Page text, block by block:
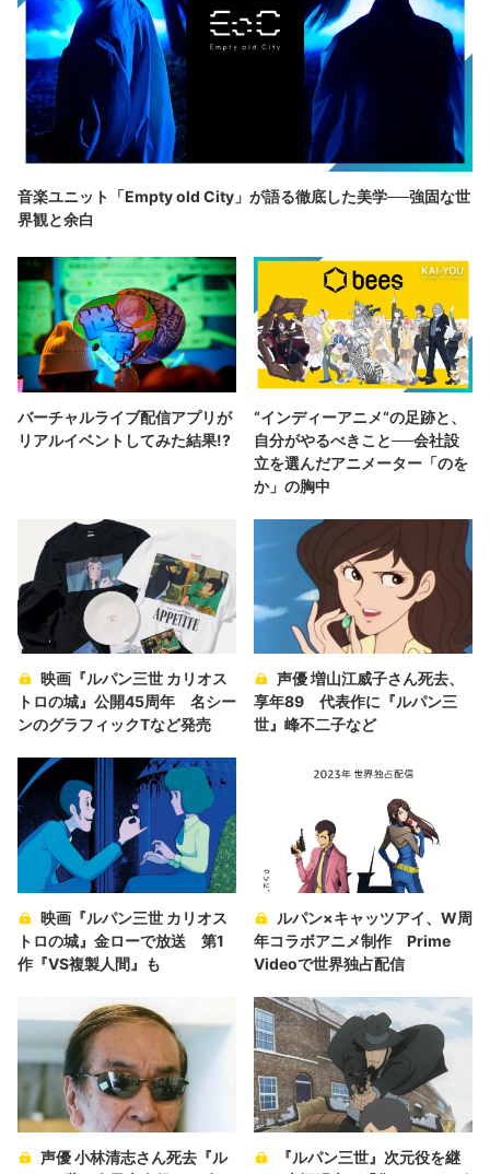
音楽ユニット「Empty old City」が語る徹底した美学──強固な世
界観と余白
バーチャルライブ配信アプリが
リアルイベントしてみた結果!?
“インディーアニメ“の足跡と、
自分がやるべきこと──会社設
立を選んだアニメーター「のを
か」の胸中
映画『ルパン三世 カリオス
トロの城』公開45周年 名シー
ンのグラフィックTなど発売
声優 増山江威子さん死去、
享年89 代表作に『ルパン三
世』峰不二子など
映画『ルパン三世 カリオス
トロの城』金ローで放送 第1
作『VS複製人間』も
ルパン×キャッツアイ、W周
年コラボアニメ制作 Prime
Videoで世界独占配信
声優 小林清志さん死去『ル
『ルパン三世』次元役を継